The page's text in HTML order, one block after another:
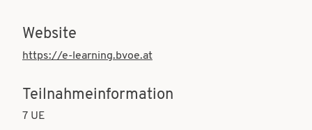
Website
https://e-learning.bvoe.at
Teilnahmeinformation
7 UE